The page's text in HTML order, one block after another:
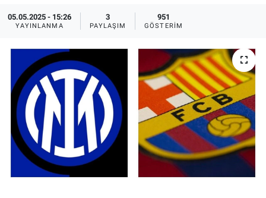
05.05.2025 - 15:26
YAYINLANMA
3
PAYLAŞIM
951
GÖSTERIM
Eğitim
Eğlence
Ekonomi
Forum
Gerçeğin İzinde
Gün Başlıyor